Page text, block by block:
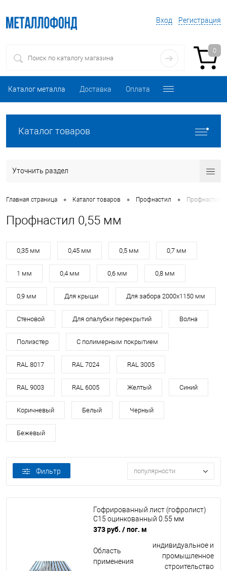
Вход Регистрация
0
Каталог металла Доставка Оплата
Каталог товаров
Уточнить раздел
Главная страница • Каталог товаров • Профнастил • Профнастил
Профнастил 0,55 мм
0,35 мм 0,45 мм 0,5 мм 0,7 мм
1 мм 0,4 мм 0,6 мм 0,8 мм
0,9 мм Для крыши Для забора 2000х1150 мм
Стеновой Для опалубки перекрытий Волна
Полиэстер С полимерным покрытием
RAL 8017 RAL 7024 RAL 3005
RAL 9003 RAL 6005 Желтый Синий
Коричневый Белый Черный
Бежевый
Фильтр популярности
Гофрированный лист (гофролист)
С15 оцинкованный 0.55 мм
373 руб. / пог. м
Область
применения
индивидуальное и
промышленное
строительство